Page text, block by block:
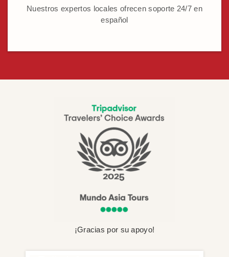
Nuestros expertos locales ofrecen soporte 24/7 en
español
¡Gracias por su apoyo!